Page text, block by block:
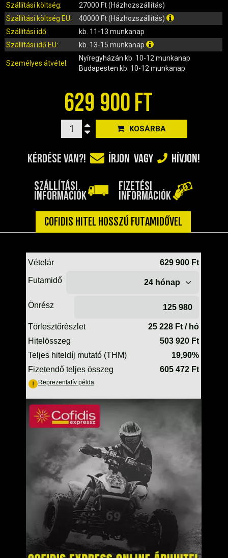
IZZÓ (ROBOGÓ, QUAD, MOTOR)
KARBURÁTOROK ÉS ALKATRÉSZEIK
KENŐANYAGOK, TISZTÍTÓK, ÁPOLÓK
KILÓMÉTERÓRA ÉS ALKATRÉSZEI
KORMÁNY ÉS ALKATRÉSZEI
LÁMPÁK, BÚRÁK
MOTORBLOKK KOMPLETT
SZERSZÁMOK
RUHÁZAT, VÉDŐFELSZERELÉSEK
TÜKRÖK (UNIVERZÁLIS)
ÜZEMANYAG ELLÁTÓ RENDSZER
Szállítási költség:
27000 Ft (Házhozszállítás)
Szállítási költség EU:
40000 Ft (Házhozszállítás)
Szállítási idő:
kb. 11-13 munkanap
Szállítási idő EU:
kb. 13-15 munkanap
Személyes átvétel:
Nyíregyházán kb. 10-12 munkanap
Budapesten kb. 10-12 munkanap
629 900 FT
KOSÁRBA
KÉRDÉSE VAN?! ÍRJON VAGY HÍVJON!
SZÁLLÍTÁSI
INFORMÁCIÓK
FIZETÉSI
INFORMÁCIÓK
COFIDIS HITEL HOSSZÚ FUTAMIDŐVEL